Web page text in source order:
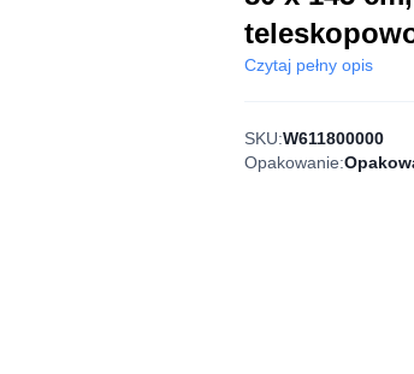
Czytaj pełny opis
SKU:W611800000
Opakowanie: